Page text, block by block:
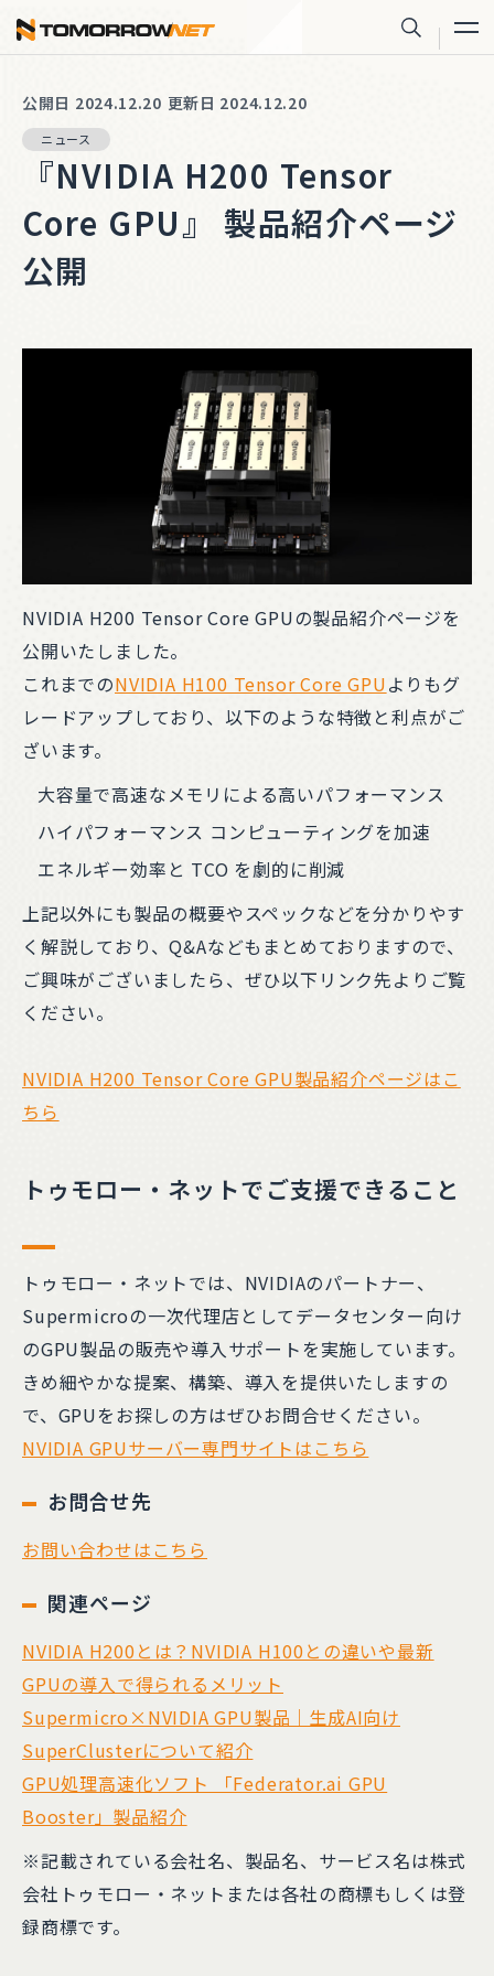
株式会社トゥモロー・ネット
サイト内
公開日 2024.12.20 更新日 2024.12.20
ニュース
『NVIDIA H200 Tensor
Core GPU』 製品紹介ページ
公開
NVIDIA H200 Tensor Core GPUの製品紹介ページを
公開いたしました。
これまでのNVIDIA H100 Tensor Core GPUよりもグ
レードアップしており、以下のような特徴と利点がご
ざいます。
大容量で高速なメモリによる高いパフォーマンス
ハイパフォーマンス コンピューティングを加速
エネルギー効率と TCO を劇的に削減
上記以外にも製品の概要やスペックなどを分かりやす
く解説しており、Q&Aなどもまとめておりますので、
ご興味がございましたら、ぜひ以下リンク先よりご覧
ください。
NVIDIA H200 Tensor Core GPU製品紹介ページはこ
ちら
トゥモロー・ネットでご支援できること
トゥモロー・ネットでは、NVIDIAのパートナー、
Supermicroの一次代理店としてデータセンター向け
のGPU製品の販売や導入サポートを実施しています。
きめ細やかな提案、構築、導入を提供いたしますの
で、GPUをお探しの方はぜひお問合せください。
NVIDIA GPUサーバー専門サイトはこちら
お問合せ先
お問い合わせはこちら
関連ページ
NVIDIA H200とは？NVIDIA H100との違いや最新
GPUの導入で得られるメリット
Supermicro×NVIDIA GPU製品｜生成AI向け
SuperClusterについて紹介
GPU処理高速化ソフト 「Federator.ai GPU
Booster」製品紹介
※記載されている会社名、製品名、サービス名は株式
会社トゥモロー・ネットまたは各社の商標もしくは登
録商標です。